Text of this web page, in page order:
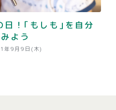
！｢もしも｣を自分
よう
年9月9日(木)